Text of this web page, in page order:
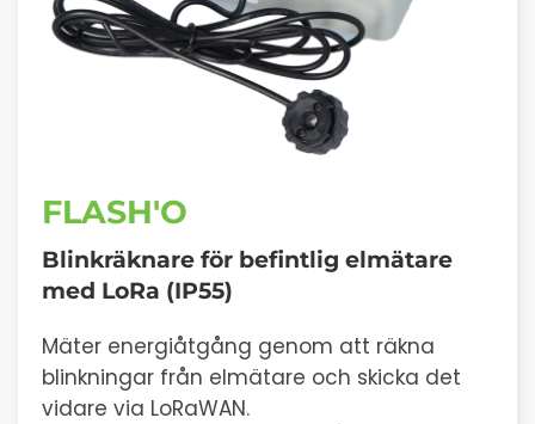
FLASH'O
Blinkräknare för befintlig elmätare
med LoRa (IP55)
Mäter energiåtgång genom att räkna
blinkningar från elmätare och skicka det
vidare via LoRaWAN.